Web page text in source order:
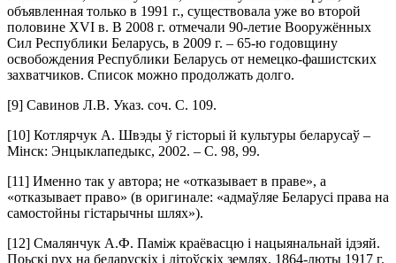
объявленная только в 1991 г., существовала уже во второй
половине XVI в. В 2008 г. отмечали 90‑летие Вооружённых
Сил Республики Беларусь, в 2009 г. – 65‑ю годовщину
освобождения Республики Беларусь от немецко-фашистских
захватчиков. Список можно продолжать долго.
[9] Савинов Л.В. Указ. соч. С. 109.
[10] Котлярчук А. Швэды ў гісторыі й культуры беларусаў –
Мінск: Энцыклапедыкс, 2002. – С. 98, 99.
[11] Именно так у автора; не «отказывает в праве», а
«отказывает право» (в оригинале: «адмаўляе Беларусі права на
самостойны гістарычны шлях»).
[12] Смалянчук А.Ф. Паміж краёвасцю і нацыянальнай ідэяй.
Поьскі рух на беларускіх і літоўскіх землях. 1864-люты 1917 г.